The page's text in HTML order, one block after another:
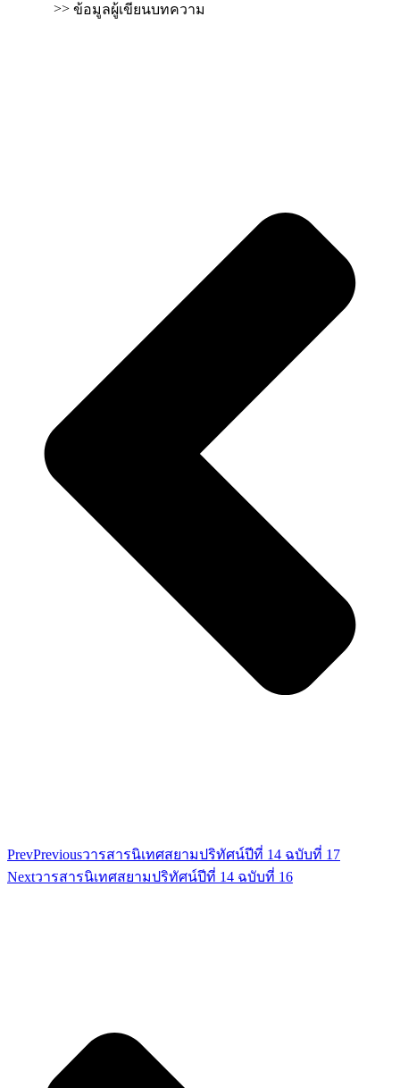
>> ข้อมูลผู้เขียนบทความ
PrevPreviousวารสารนิเทศสยามปริทัศน์ปีที่ 14 ฉบับที่ 17
Nextวารสารนิเทศสยามปริทัศน์ปีที่ 14 ฉบับที่ 16